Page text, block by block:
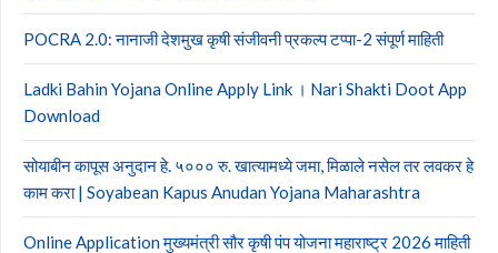
POCRA 2.0: नानाजी देशमुख कृषी संजीवनी प्रकल्प टप्पा-2 संपूर्ण माहिती
Ladki Bahin Yojana Online Apply Link । Nari Shakti Doot App
Download
सोयाबीन कापूस अनुदान हे. ५००० रु. खात्यामध्ये जमा, मिळाले नसेल तर लवकर हे
काम करा | Soyabean Kapus Anudan Yojana Maharashtra
Online Application मुख्यमंत्री सौर कृषी पंप योजना महाराष्ट्र 2026 माहिती